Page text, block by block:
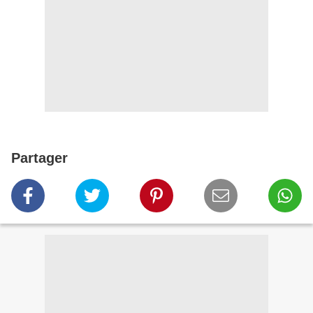
Partager